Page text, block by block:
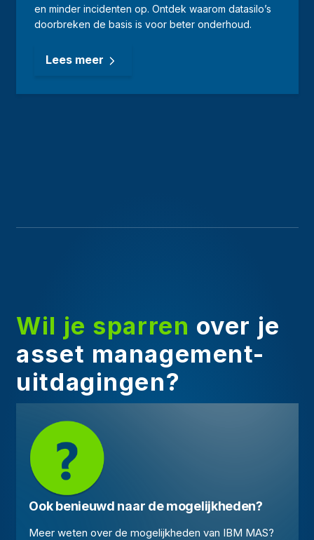
en minder incidenten op. Ontdek waarom datasilo’s
doorbreken de basis is voor beter onderhoud.
Lees meer
Wil je sparren over je
asset management-
uitdagingen?
Ook benieuwd naar de mogelijkheden?
Meer weten over de mogelijkheden van IBM MAS?